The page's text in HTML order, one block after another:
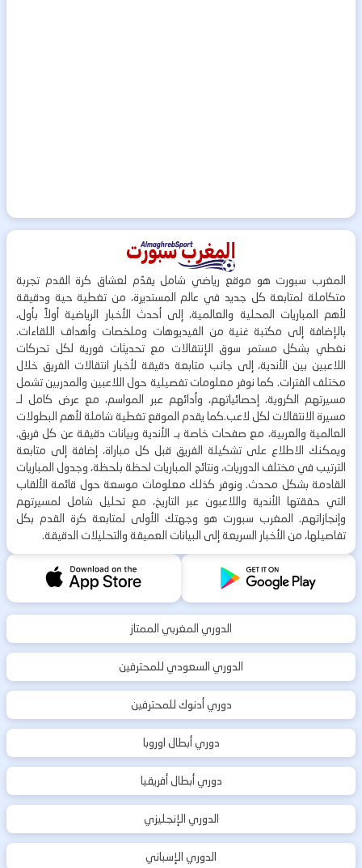
المغرب سبورت هو موقع رياضي شامل يقدّم لعشاق كرة القدم تجربة
متكاملة لمتابعة كل جديد في عالم المستديرة، من تغطية حية ودقيقة
لأهم المباريات المحلية والعالمية، إلى أحدث الأخبار الرياضية أولاً بأول،
بالإضافة إلى مكتبة غنية من الفيديوهات وملخصات وأهداف اللقاءات.
نغطي بشكل مستمر سوق الإنتقالات مع تحديثات فورية لكل تحركات
اللاعبين بين الأندية، إلى جانب متابعة دقيقة لأخبار انتقالات الفريق خلال
مختلف الفترات. كما نوفر معلومات تفصيلية حول اللاعبين والمدربين تشمل
مسيرتهم الكروية، إحصائياتهم، وأدائهم عبر المواسم، مع عرض كامل لـ
مسيرة الانتقالات لكل لاعب.كما يقدم الموقع تغطية شاملة لأهم البطولات
العالمية والعربية، مع صفحات خاصة بـ الأندية وبيانات دقيقة عن كل فريق.
ويمكنك الاطلاع على تشكيلة الفريق قبل كل مباراة، إضافة إلى متابعة
الترتيب في مختلف الدوريات، ونتائج المباريات لحظة بلحظة، وجدول المباريات
القادمة بشكل محدث. ونوفر كذلك معلومات موسعة حول قائمة الألقاب
التي حققتها الأندية واللاعبون عبر التاريخ، مع تحليل شامل لمسيرتهم
وإنجازاتهم. المغرب سبورت هو وجهتك الأولى لمتابعة كرة القدم بكل
تفاصيلها، من الأخبار السريعة إلى البيانات العميقة والتحليلات الدقيقة.
الدوري المغربي الممتاز
الدوري السعودي للمحترفين
دوري أدنوك للمحترفين
دوري أبطال اوروبا
دوري أبطال أفريقيا
الدوري الإنجليزي
الدوري الإسباني